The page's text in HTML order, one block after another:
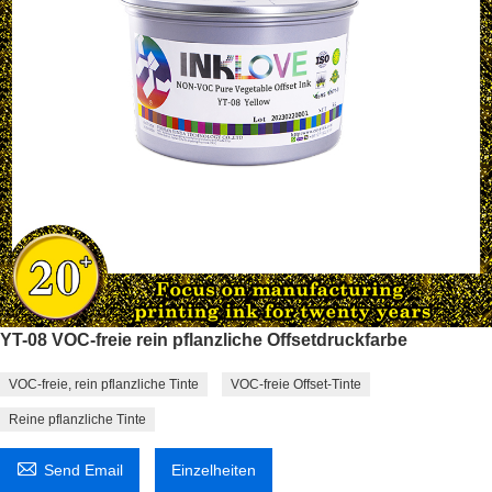
YT-08 VOC-freie rein pflanzliche Offsetdruckfarbe
VOC-freie, rein pflanzliche Tinte VOC-freie Offset-Tinte
Reine pflanzliche Tinte
 Send Email Einzelheiten